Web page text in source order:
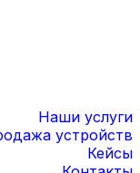
Наши услуги
устройств
Кейсы